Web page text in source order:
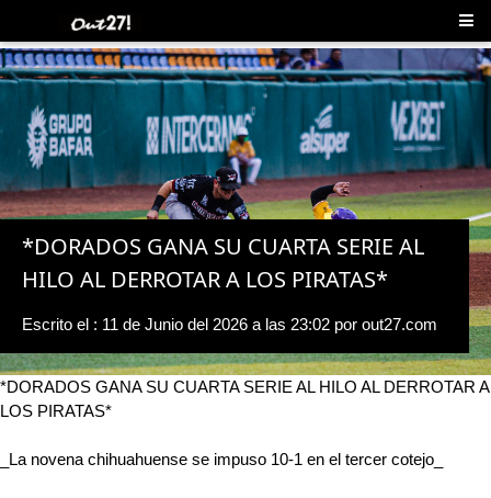
*DORADOS GANA SU CUARTA SERIE AL
HILO AL DERROTAR A LOS PIRATAS*
Escrito el : 11 de Junio del 2026 a las 23:02 por out27.com
*DORADOS GANA SU CUARTA SERIE AL HILO AL DERROTAR A
LOS PIRATAS*
_La novena chihuahuense se impuso 10-1 en el tercer cotejo_